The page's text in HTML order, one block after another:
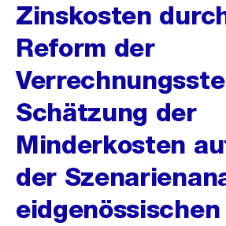
Zinskosten
Reform der
Schätzung der
Minderkosten
der
eidgenössischen